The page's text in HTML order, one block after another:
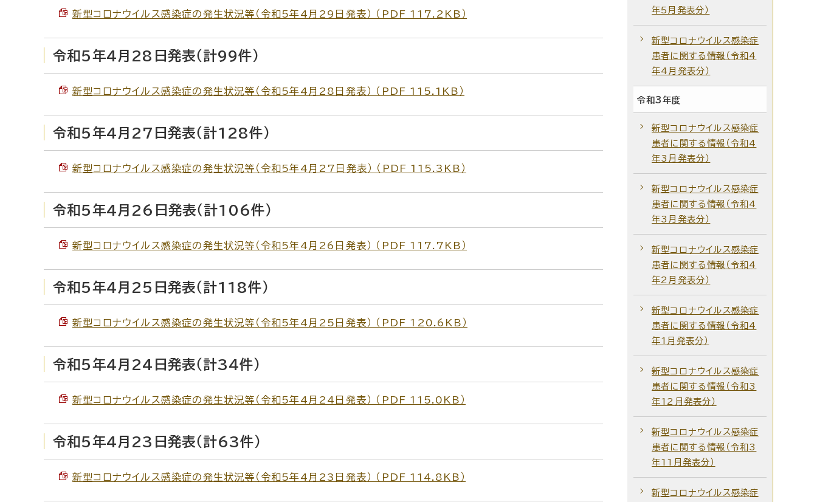
新型コロナウイルス感染症の発生状況等（令和5年4月29日発表） （PDF 117.2KB）
令和5年4月28日発表（計99件）
新型コロナウイルス感染症の発生状況等（令和5年4月28日発表） （PDF 115.1KB）
令和5年4月27日発表（計128件）
新型コロナウイルス感染症の発生状況等（令和5年4月27日発表） （PDF 115.3KB）
令和5年4月26日発表（計106件）
新型コロナウイルス感染症の発生状況等（令和5年4月26日発表） （PDF 117.7KB）
令和5年4月25日発表（計118件）
新型コロナウイルス感染症の発生状況等（令和5年4月25日発表） （PDF 120.6KB）
令和5年4月24日発表（計34件）
新型コロナウイルス感染症の発生状況等（令和5年4月24日発表） （PDF 115.0KB）
令和5年4月23日発表（計63件）
新型コロナウイルス感染症の発生状況等（令和5年4月23日発表） （PDF 114.8KB）
年5月発表分）
新型コロナウイルス感染症
患者に関する情報（令和4
年4月発表分）
令和3年度
新型コロナウイルス感染症
患者に関する情報（令和4
年3月発表分）
新型コロナウイルス感染症
患者に関する情報（令和4
年3月発表分）
新型コロナウイルス感染症
患者に関する情報（令和4
年2月発表分）
新型コロナウイルス感染症
患者に関する情報（令和4
年1月発表分）
新型コロナウイルス感染症
患者に関する情報（令和3
年12月発表分）
新型コロナウイルス感染症
患者に関する情報（令和3
年11月発表分）
新型コロナウイルス感染症